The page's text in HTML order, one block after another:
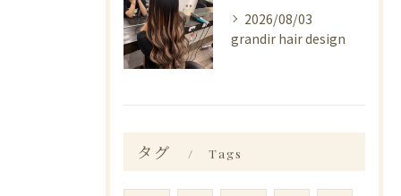
2026/08/03
grandir hair design
タグ Tags